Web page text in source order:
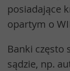
posiadające
opartym o
Banki często
sądzie, np.